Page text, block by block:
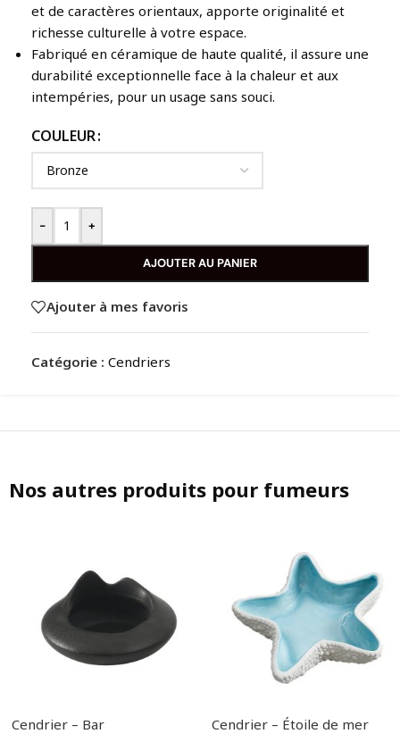
et de caractères orientaux, apporte originalité et
richesse culturelle à votre espace.
Fabriqué en céramique de haute qualité, il assure une
durabilité exceptionnelle face à la chaleur et aux
intempéries, pour un usage sans souci.
COULEUR
- +
AJOUTER AU PANIER
Ajouter à mes favoris
Catégorie : Cendriers
Nos autres produits pour fumeurs
Cendrier – Bar Cendrier – Étoile de mer